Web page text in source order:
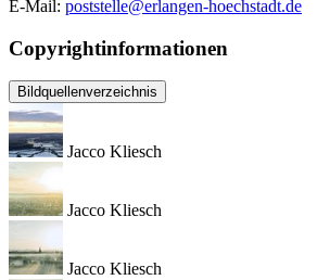
E-Mail: poststelle@erlangen-hoechstadt.de
Copyrightinformationen
Bildquellenverzeichnis
Jacco Kliesch
Jacco Kliesch
Jacco Kliesch